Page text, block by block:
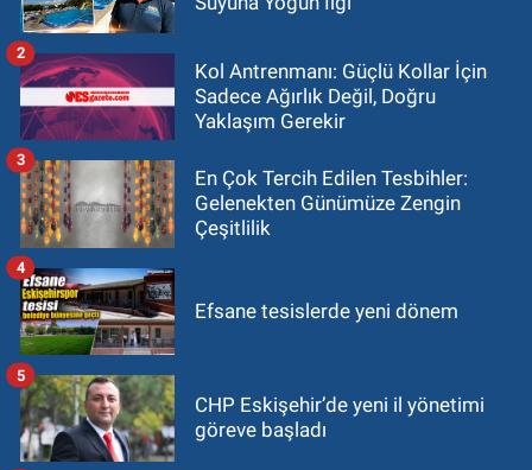
Kol Antrenmanı: Güçlü Kollar İçin
Sadece Ağırlık Değil, Doğru
Yaklaşım Gerekir
2
En Çok Tercih Edilen Tesbihler:
Gelenekten Günümüze Zengin
Çeşitlilik
3
Efsane tesislerde yeni dönem
4
CHP Eskişehir’de yeni il yönetimi
göreve başladı
5